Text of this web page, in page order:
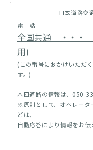
日本道路交
電 話
全国共通 ・・・
用)
(この番号におかけいただ
す。)
本四道路の情報は、050-
※原則として、オペレータ
どは、
自動応答により情報をお伝